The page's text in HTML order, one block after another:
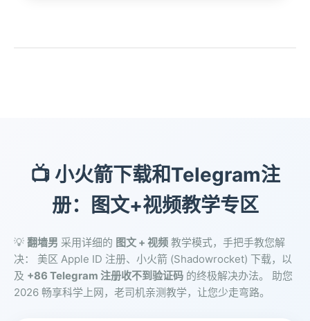
📺️ 小火箭下载和Telegram注
册：图文+视频教学专区
💡 翻墙男 采用详细的 图文 + 视频 教学模式，手把手教您解
决： 美区 Apple ID 注册、小火箭 (Shadowrocket) 下载，以
及 +86 Telegram 注册收不到验证码 的终极解决办法。 助您
2026 畅享科学上网，老司机亲测教学，让您少走弯路。